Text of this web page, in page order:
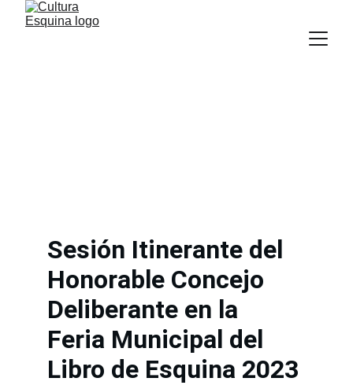
Sesión Itinerante del
Honorable Concejo
Deliberante en la
Feria Municipal del
Libro de Esquina 2023